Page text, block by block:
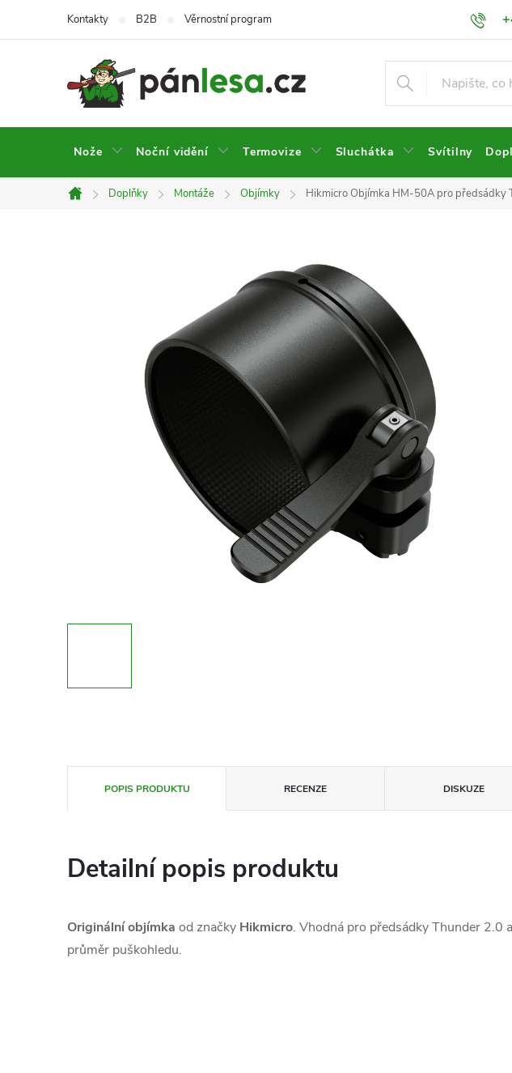
Kontakty B2B Věrnostní program
Nože Noční vidění Termovize Sluchátka Svítilny
Domů
Doplňky Montáže Objímky Hikmicro Objímka HM-50A pro předsádky
POPIS PRODUKTU RECENZE DISKUZE
Detailní popis produktu
Originální objímka od značky Hikmicro. Vhodná pro předsádky Thunder 2.0
průměr puškohledu.